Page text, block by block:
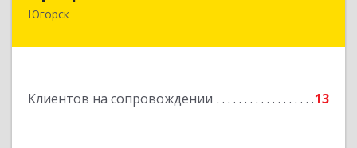
Югорск
Клиентов на сопровождении 13
628264, Ханты-Мансийский Автономный округ
Подробнее